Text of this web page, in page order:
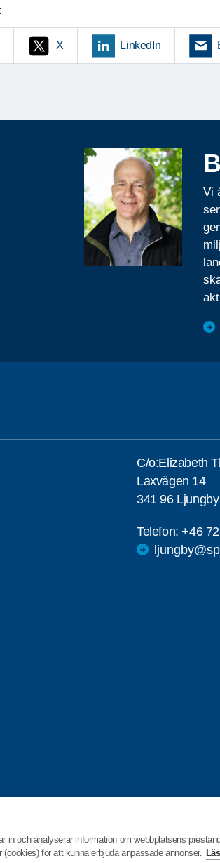
in och analyserar information om webbplatsens
för att kunna erbjuda anpassade annonser.
X LinkedIn
Vi
C/o:Elizabeth
Laxvägen 14
341 96 Ljungby
Telefon:+46